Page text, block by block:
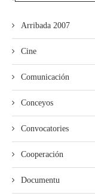
Arribada 2007
Cine
Comunicación
Conceyos
Convocatories
Cooperación
Documentu